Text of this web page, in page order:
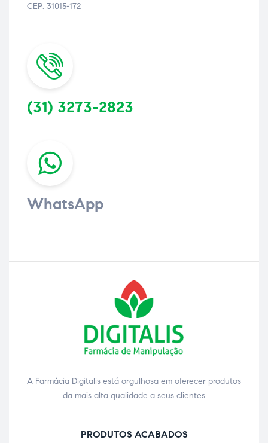
CEP: 31015-172
(31) 3273-2823
WhatsApp
A Farmácia Digitalis está orgulhosa em oferecer produtos
da mais alta qualidade a seus clientes
PRODUTOS ACABADOS